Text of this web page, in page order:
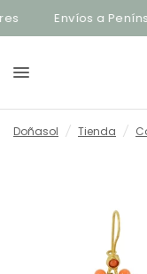
Envíos a
Doñasol / Tienda /